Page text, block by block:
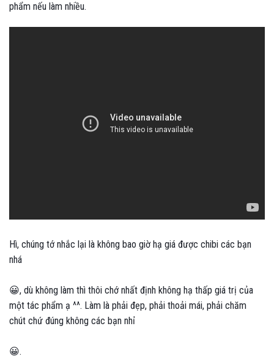
phẩm nếu làm nhiều.
Hì, chúng tớ nhắc lại là không bao giờ hạ giá được chibi các bạn
nhá
😀, dù không làm thì thôi chớ nhất định không hạ thấp giá trị của
một tác phẩm ạ ^^. Làm là phải đẹp, phải thoải mái, phải chăm
chút chứ đúng không các bạn nhỉ
😀.